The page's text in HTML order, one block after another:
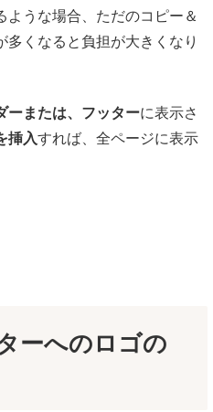
うな場合、ただのコピー＆
くなると負担が大きくなり
ーまたは、フッターに表示さ
挿入すれば、全ページに表示
ーへのロゴの